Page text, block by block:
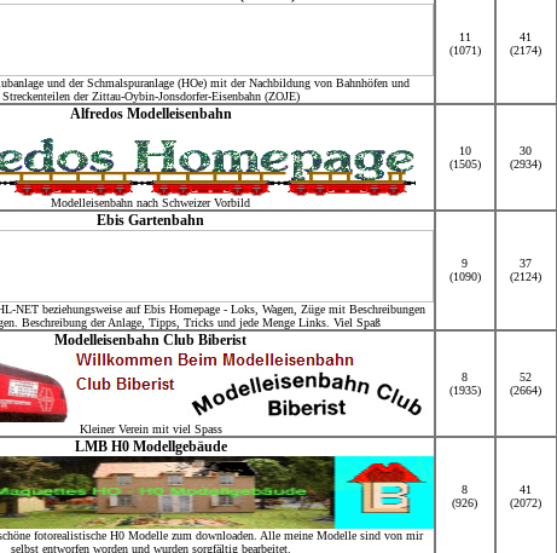
und der Schmalspuranlage (HOe) mit der Nachbildung von Bahnhöfen und
Streckenteilen der Zittau-Oybin-Jonsdorfer-Eisenbahn (ZOJE)
11
(1071)
41
(2174)
Alfredos Modelleisenbahn
Modelleisenbahn nach Schweizer Vorbild
10
(1505)
30
(2934)
Ebis Gartenbahn
NET beziehungsweise auf Ebis Homepage - Loks, Wagen, Züge mit Beschreibungen
Beschreibung der Anlage, Tipps, Tricks und jede Menge Links. Viel Spaß
9
(1090)
37
(2124)
Modelleisenbahn Club Biberist
Kleiner Verein mit viel Spass
8
(1935)
52
(2664)
LMB H0 Modellgebäude
fotorealistische H0 Modelle zum downloaden. Alle meine Modelle sind von mir
selbst entworfen worden und wurden sorgfältig bearbeitet.
8
(926)
41
(2072)